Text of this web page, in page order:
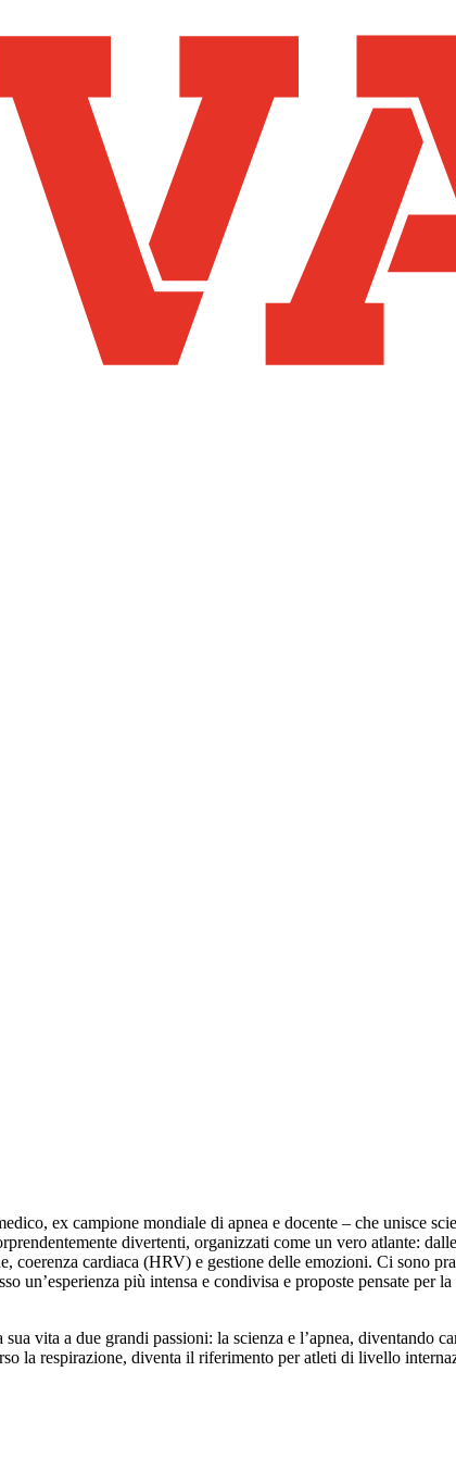
ex campione mondiale di apnea e docente – che unisce
divertenti, organizzati come un vero atlante:
cardiaca (HRV) e gestione delle emozioni. Ci sono
un’esperienza più intensa e condivisa e proposte pensate per
vita a due grandi passioni: la scienza e l’apnea, diventando
la respirazione, diventa il riferimento per atleti di livello